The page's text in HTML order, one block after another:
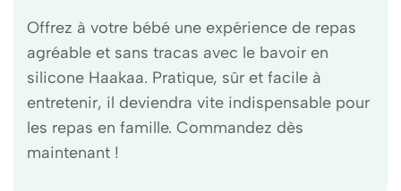
Offrez à votre bébé une expérience de repas
agréable et sans tracas avec le bavoir en
silicone Haakaa. Pratique, sûr et facile à
entretenir, il deviendra vite indispensable pour
les repas en famille. Commandez dès
maintenant !